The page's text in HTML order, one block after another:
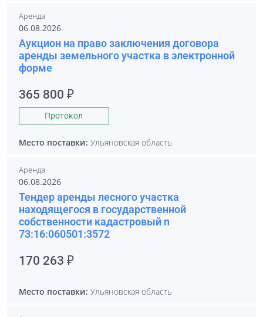
Аренда
06.08.2026
Аукцион на право заключения договора
аренды земельного участка в электронной
форме
365 800 ₽
Протокол
Место поставки: Ульяновская область
Аренда
06.08.2026
Тендер аренды лесного участка
находящегося в государственной
собственности кадастровый n
73:16:060501:3572
170 263 ₽
Место поставки: Ульяновская область